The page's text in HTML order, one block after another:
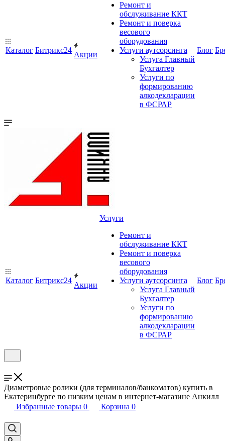
Каталог Битрикс24
Акции
Ремонт и
обслуживание ККТ
Ремонт и поверка
весового
оборудования
Услуги аутсорсинга
Услуга Главный
Бухгалтер
Услуги по
формированию
алкодекларации
в ФСРАР
Блог
Каталог Битрикс24
Акции
Услуги
Ремонт и
обслуживание ККТ
Ремонт и поверка
весового
оборудования
Услуги аутсорсинга
Услуга Главный
Бухгалтер
Услуги по
формированию
алкодекларации
в ФСРАР
Блог
Диаметровые ролики (для терминалов/банкоматов) купить в
Екатеринбурге по низким ценам в интернет-магазине Анкилл
Избранные товары 0 Корзина 0